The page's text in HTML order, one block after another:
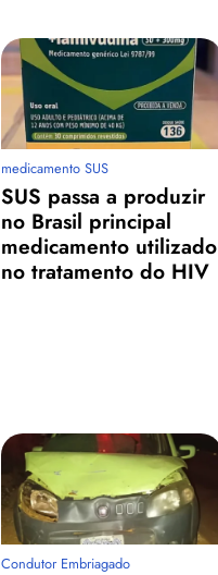
medicamento SUS
SUS passa a produzir
no Brasil principal
medicamento utilizado
no tratamento do HIV
Condutor Embriagado